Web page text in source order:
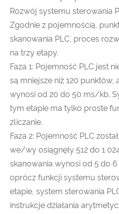
Rozwój systemu sterowania
Zgodnie z pojemnością,
skanowania PLC, proces
na trzy etapy.
Faza 1: Pojemność PLC jest
są mniejsze niż 120 punktów,
wynosi od 20 do 50 ms/kb.
tym etapie ma tylko proste
zliczanie.
Faza 2: Pojemność PLC
we/wy osiągnęły 512 do 1
skanowania wynosi od 5 do
oprócz funkcji systemu
etapie, system sterowania
instrukcje działania